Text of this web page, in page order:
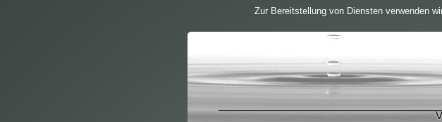
Zur Bereitstellung von Diensten verwenden